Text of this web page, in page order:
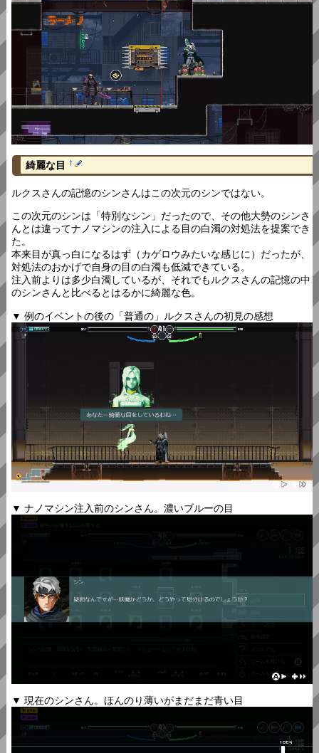
綺麗な目 †
ルクスさんの記憶のシンさんはこの次元のシンではない。
この次元のシンは「特別なシン」だったので、その他大勢のシンさ
んとは違ってナノマシンの注入による目の白濁の対処法を提案でき
た。
本来目が真っ白になるはず（カゲロウみたいな感じに）だったが、
対処法のおかげで自身の目の白濁も低減できている。
注入前よりは多少白濁しているが、それでもルクスさんの記憶の中
のシンさんと比べるとはるかに綺麗な色。
▼ 例のイベントの後の「普通の」ルクスさんの初見の感想
▼ ナノマシン注入前のシンさん。濃いブルーの目
▼ 現在のシンさん。ほんのり薄いがまだまだ青い目